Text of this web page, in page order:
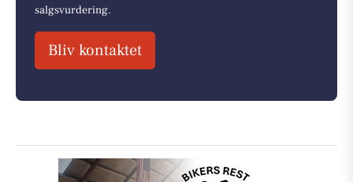
salgsvurdering.
Bliv kontaktet